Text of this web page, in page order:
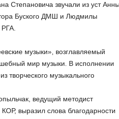
Степановича звучали из уст Анны
Буского ДМШ и Людмилы
музыки», возглавляемый
мир музыки. В исполнении
творческого музыкального
ведущий методист
выразил слова благодарности